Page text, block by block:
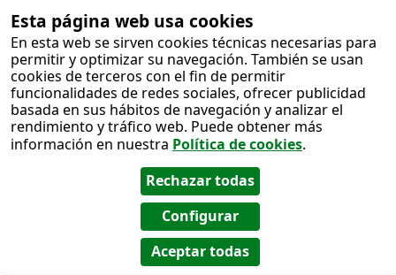
Esta página web usa cookies
En esta web se sirven cookies técnicas necesarias para
permitir y optimizar su navegación. También se usan
cookies de terceros con el fin de permitir
funcionalidades de redes sociales, ofrecer publicidad
basada en sus hábitos de navegación y analizar el
rendimiento y tráfico web. Puede obtener más
información en nuestra Política de cookies.